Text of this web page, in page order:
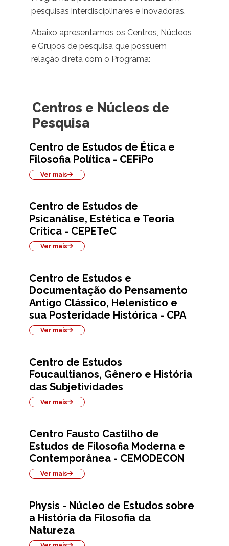
pesquisas interdisciplinares e inovadoras.
Abaixo apresentamos os Centros, Núcleos
e Grupos de pesquisa que possuem
relação direta com o Programa:
Centros e Núcleos de
Pesquisa
Centro de Estudos de Ética e
Filosofia Política - CEFiPo
Ver mais
Centro de Estudos de
Psicanálise, Estética e Teoria
Crítica - CEPETeC
Ver mais
Centro de Estudos e
Documentação do Pensamento
Antigo Clássico, Helenístico e
sua Posteridade Histórica - CPA
Ver mais
Centro de Estudos
Foucaultianos, Gênero e História
das Subjetividades
Ver mais
Centro Fausto Castilho de
Estudos de Filosofia Moderna e
Contemporânea - CEMODECON
Ver mais
Physis - Núcleo de Estudos sobre
a História da Filosofia da
Natureza